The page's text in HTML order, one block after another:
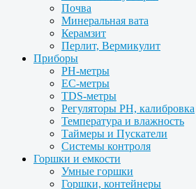
Почва
Минеральная вата
Керамзит
Перлит, Вермикулит
Приборы
PH-метры
EC-метры
TDS-метры
Регуляторы PH, калибровка
Температура и влажность
Таймеры и Пускатели
Системы контроля
Горшки и емкости
Умные горшки
Горшки, контейнеры